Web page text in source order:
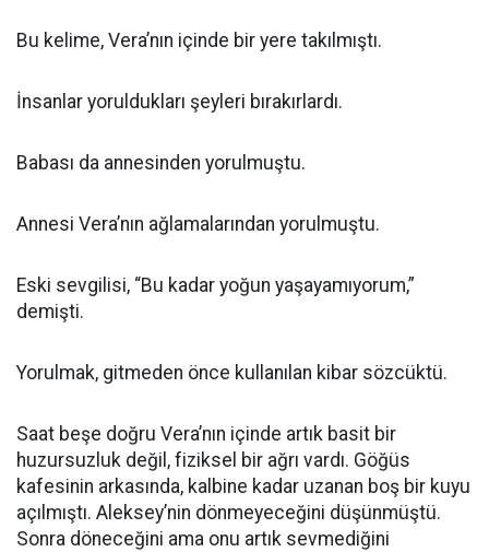
Bu kelime, Vera’nın içinde bir yere takılmıştı.
İnsanlar yoruldukları şeyleri bırakırlardı.
Babası da annesinden yorulmuştu.
Annesi Vera’nın ağlamalarından yorulmuştu.
Eski sevgilisi, “Bu kadar yoğun yaşayamıyorum,”
demişti.
Yorulmak, gitmeden önce kullanılan kibar sözcüktü.
Saat beşe doğru Vera’nın içinde artık basit bir
huzursuzluk değil, fiziksel bir ağrı vardı. Göğüs
kafesinin arkasında, kalbine kadar uzanan boş bir kuyu
açılmıştı. Aleksey’nin dönmeyeceğini düşünmüştü.
Sonra döneceğini ama onu artık sevmediğini